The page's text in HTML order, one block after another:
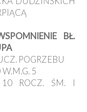
BŁ.
POGRZEBU
5
ROCZ. ŚM. I